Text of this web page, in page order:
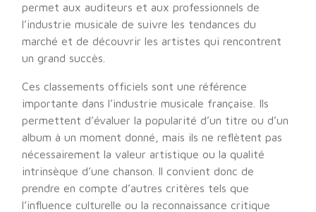
permet aux auditeurs et aux professionnels de
l’industrie musicale de suivre les tendances du
marché et de découvrir les artistes qui rencontrent
un grand succès.
Ces classements officiels sont une référence
importante dans l’industrie musicale française. Ils
permettent d’évaluer la popularité d’un titre ou d’un
album à un moment donné, mais ils ne reflètent pas
nécessairement la valeur artistique ou la qualité
intrinsèque d’une chanson. Il convient donc de
prendre en compte d’autres critères tels que
l’influence culturelle ou la reconnaissance critique